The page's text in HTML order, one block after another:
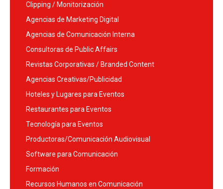
Clipping / Monitorización
Agencias de Marketing Digital
Agencias de Comunicación Interna
Consultoras de Public Affairs
Revistas Corporativas / Branded Content
Agencias Creativas/Publicidad
Hoteles y Lugares para Eventos
Restaurantes para Eventos
Tecnología para Eventos
Productoras/Comunicación Audiovisual
Software para Comunicación
Formación
Recursos Humanos en Comunicación